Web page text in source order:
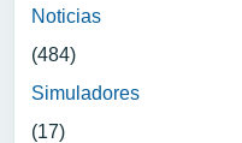
Noticias
(484)
Simuladores
(17)